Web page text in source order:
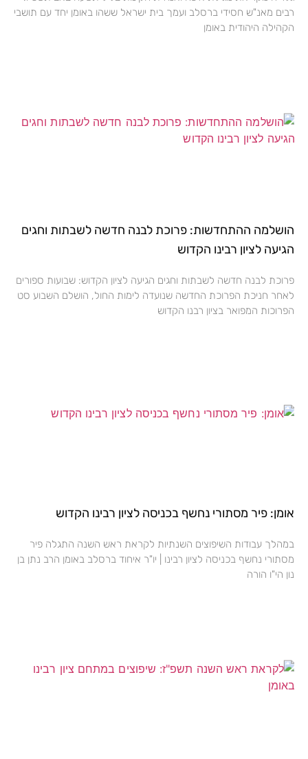
רבים מאנ"ש חסידי ברסלב ועמך בית ישראל ששהו באומן יחד עם תושבי
הקהילה היהודית באומן
הושלמה ההתחדשות: פרוכת לבנה חדשה לשבתות וחגים
הגיעה לציון רבינו הקדוש
פרוכת לבנה חדשה לשבתות וחגים הגיעה לציון הקדוש: שבועות ספורים
לאחר חניכת הפרוכת החדשה שנועדה לימות החול, הושלם השבוע סט
הפרוכות המפואר בציון רבנו הקדוש
אומן: פיר מסתורי נחשף בכניסה לציון רבינו הקדוש
במהלך עבודות השיפוצים השנתיות לקראת ראש השנה התגלה פיר
מסתורי נחשף בכניסה לציון רבינו | יו"ר איחוד ברסלב באומן הרב נתן בן
נון הי"ו הורה